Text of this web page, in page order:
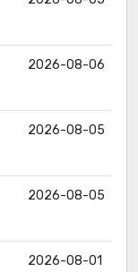
2026-08-06
2026-08-05
2026-08-05
2026-08-01